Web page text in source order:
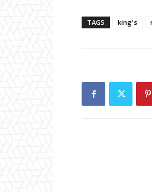
TAGS king's